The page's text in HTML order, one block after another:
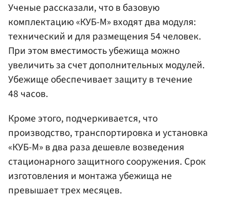
Ученые рассказали, что в базовую
комплектацию «КУБ-М» входят два модуля:
технический и для размещения 54 человек.
При этом вместимость убежища можно
увеличить за счет дополнительных модулей.
Убежище обеспечивает защиту в течение
48 часов.
Кроме этого, подчеркивается, что
производство, транспортировка и установка
«КУБ-М» в два раза дешевле возведения
стационарного защитного сооружения. Срок
изготовления и монтажа убежища не
превышает трех месяцев.